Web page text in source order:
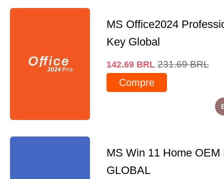
MS Office2024
Key Global
142.69 BRL 231.69 BRL
Compre
MS Win 11 Home OEM
GLOBAL